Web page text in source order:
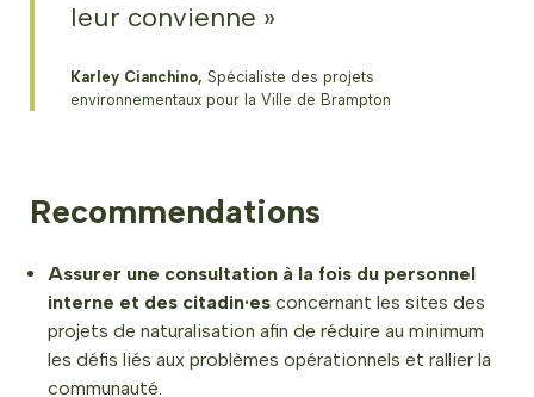
leur convienne »
Karley Cianchino, Spécialiste des projets
environnementaux pour la Ville de Brampton
Recommendations
Assurer une consultation à la fois du personnel
interne et des citadin·es concernant les sites des
projets de naturalisation afin de réduire au minimum
les défis liés aux problèmes opérationnels et rallier la
communauté.